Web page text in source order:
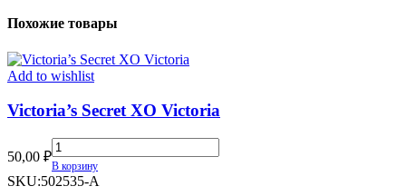
Похожие товары
Add to wishlist
Victoria’s Secret XO Victoria
50,00 ₽
Victoria’s
Secret
XO
В корзину
SKU:502535-A